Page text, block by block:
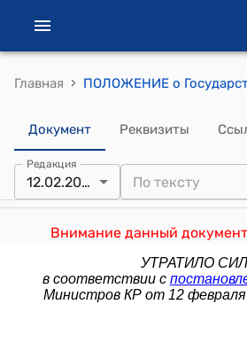
Главная ›
Документ Реквизиты
Редакция
12.02.2024
Внимание данный